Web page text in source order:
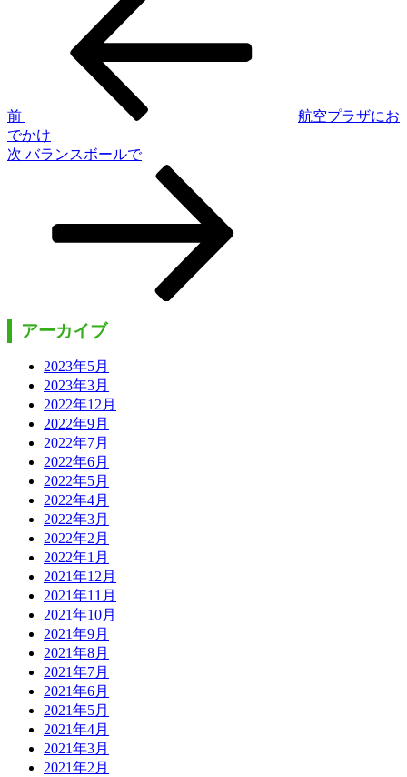
ゲ
ー
前
航空プラザにお
でかけ
次
次 バランスボールで
アーカイブ
2023年5月
2023年3月
2022年12月
2022年9月
2022年7月
2022年6月
2022年5月
2022年4月
2022年3月
2022年2月
2022年1月
2021年12月
2021年11月
2021年10月
2021年9月
2021年8月
2021年7月
2021年6月
2021年5月
2021年4月
2021年3月
2021年2月